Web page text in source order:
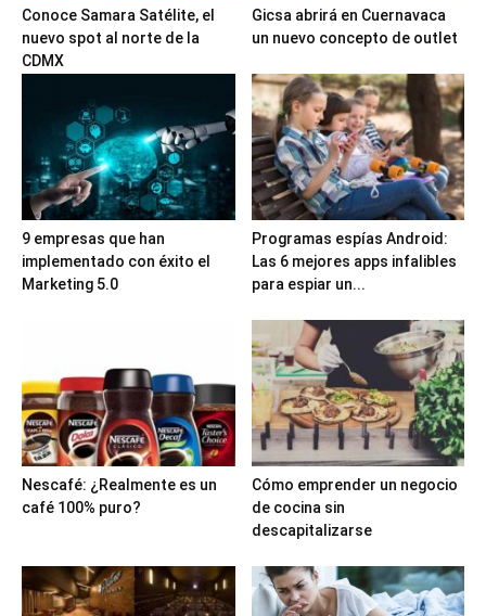
Conoce Samara Satélite, el
nuevo spot al norte de la
CDMX
Gicsa abrirá en Cuernavaca
un nuevo concepto de outlet
9 empresas que han
implementado con éxito el
Marketing 5.0
Programas espías Android:
Las 6 mejores apps infalibles
para espiar un...
Nescafé: ¿Realmente es un
café 100% puro?
Cómo emprender un negocio
de cocina sin
descapitalizarse